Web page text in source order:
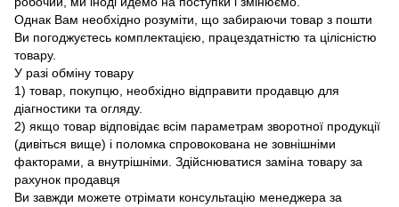
Однак Вам необхідно розуміти, що забираючи товар з пошти
Ви погоджуєтесь комплектацією, працездатністю та цілісністю
товару.
У разі обміну товару
1) товар, покупцю, необхідно відправити продавцю для
діагностики та огляду.
2) якщо товар відповідає всім параметрам зворотної продукції
(дивіться вище) і поломка спровокована не зовнішніми
факторами, а внутрішніми. Здійснюватися заміна товару за
рахунок продавця
Ви завжди можете отрімати консультацію менеджера за